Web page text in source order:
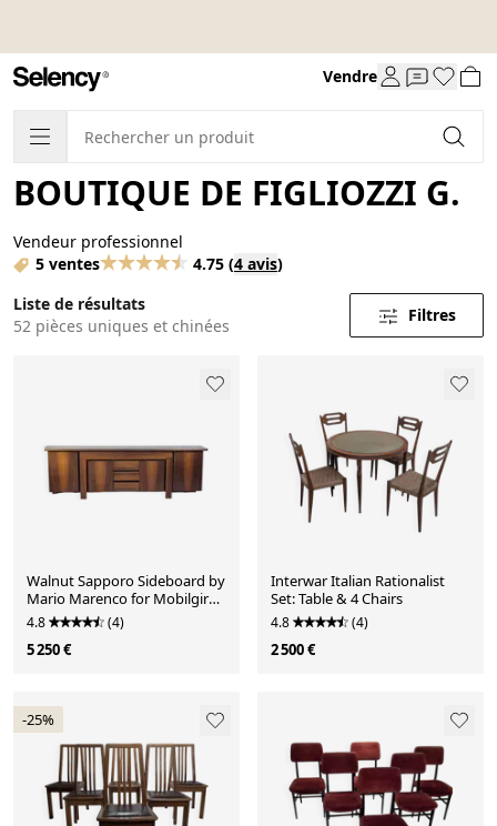
Vendre
BOUTIQUE DE FIGLIOZZI G.
Vendeur professionnel
5 ventes
4.75 (4 avis)
Liste de résultats
52 pièces uniques et chinées
Filtres
Walnut Sapporo Sideboard by
Mario Marenco for Mobilgirgi,
70s
4.8 (4)
5 250 €
Interwar Italian Rationalist
Set: Table & 4 Chairs
4.8 (4)
2 500 €
-25%